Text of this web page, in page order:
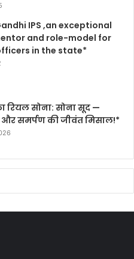
IPS ,an exceptional
and role-model for
in the state*
रियल सोना: सोना सूद —
और समर्पण की जीवंत मिसाल!*